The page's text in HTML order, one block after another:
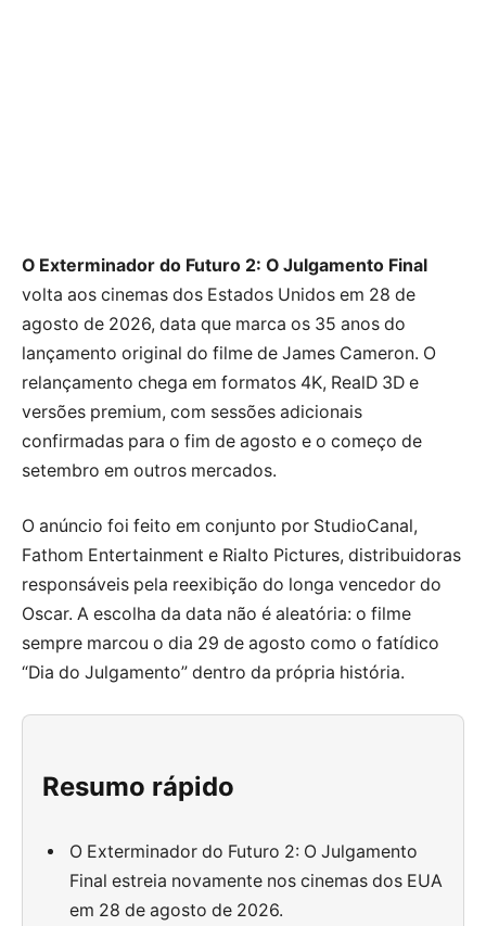
O Exterminador do Futuro 2: O Julgamento Final
volta aos cinemas dos Estados Unidos em 28 de
agosto de 2026, data que marca os 35 anos do
lançamento original do filme de James Cameron. O
relançamento chega em formatos 4K, RealD 3D e
versões premium, com sessões adicionais
confirmadas para o fim de agosto e o começo de
setembro em outros mercados.
O anúncio foi feito em conjunto por StudioCanal,
Fathom Entertainment e Rialto Pictures, distribuidoras
responsáveis pela reexibição do longa vencedor do
Oscar. A escolha da data não é aleatória: o filme
sempre marcou o dia 29 de agosto como o fatídico
“Dia do Julgamento” dentro da própria história.
Resumo rápido
O Exterminador do Futuro 2: O Julgamento
Final estreia novamente nos cinemas dos EUA
em 28 de agosto de 2026.